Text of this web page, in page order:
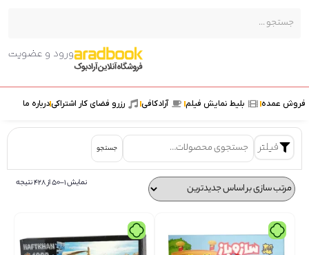
ورود و عضویت
عمده بلیط نمایش فیلم آرادکافی رزرو فضای کار اشتراکیدرباره ما
فیلتر جستجو
نمایش 1–50 از 428 نتیجه